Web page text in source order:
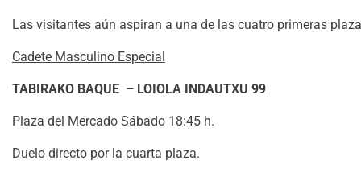
Las visitantes aún aspiran a una de las cuatro primeras
Cadete Masculino Especial
TABIRAKO BAQUE – LOIOLA INDAUTXU 99
Plaza del Mercado Sábado 18:45 h.
Duelo directo por la cuarta plaza.